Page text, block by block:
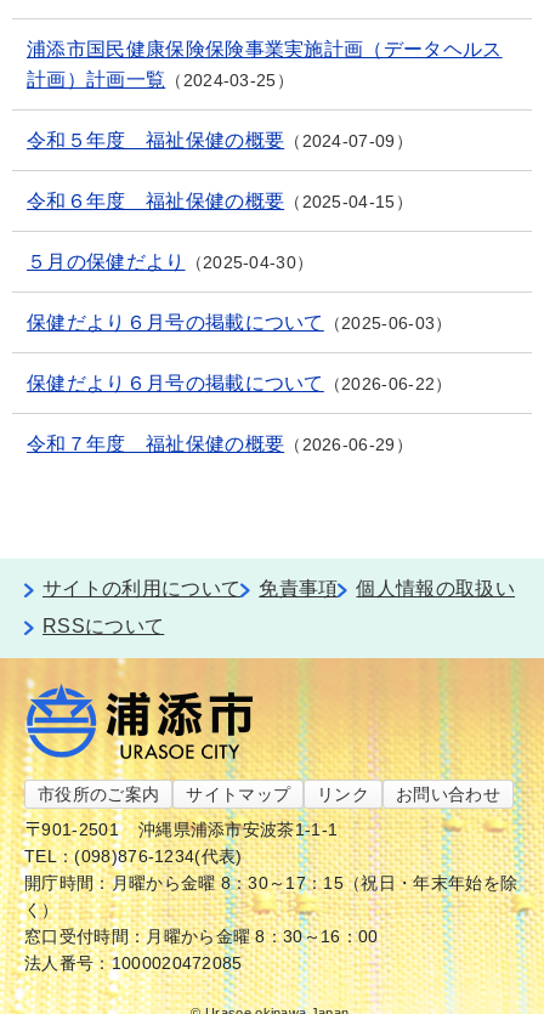
浦添市国民健康保険保険事業実施計画（データヘルス
計画）計画一覧
2024-03-25
令和５年度 福祉保健の概要 2024-07-09
令和６年度 福祉保健の概要 2025-04-15
５月の保健だより 2025-04-30
保健だより６月号の掲載について 2025-06-03
保健だより６月号の掲載について 2026-06-22
令和７年度 福祉保健の概要 2026-06-29
サイトの利用について 免責事項
個人情報の取扱い
RSSについて
市役所のご案内 サイトマップ リンク
お問い合わせ
〒901-2501
沖縄県浦添市安波茶1-1-1
TEL：(098)876-1234(代表)
開庁時間：月曜から金曜 8：30～17：15（祝日・年末年始を除
く）
窓口受付時間：月曜から金曜 8：30～16：00
法人番号：1000020472085